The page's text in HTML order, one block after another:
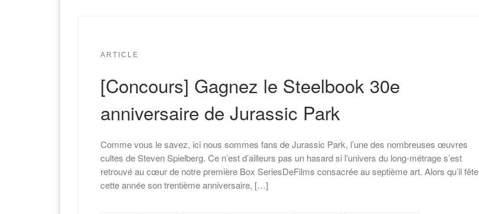
ARTICLE
[Concours] Gagnez le Steelbook 30e
anniversaire de Jurassic Park
Comme vous le savez, ici nous sommes fans de Jurassic Park, l’une des nombreuses œuvres
cultes de Steven Spielberg. Ce n’est d’ailleurs pas un hasard si l’univers du long-métrage s’est
retrouvé au cœur de notre première Box SeriesDeFilms consacrée au septième art. Alors qu’il fête
cette année son trentième anniversaire, […]